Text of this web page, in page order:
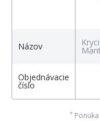
Názov
Objednávacie
číslo
*